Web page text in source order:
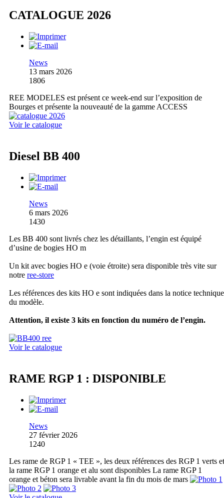
CATALOGUE 2026
News
13 mars 2026
1806
REE MODELES est présent ce week-end sur l’exposition de
Bourges et présente la nouveauté de la gamme ACCESS
Voir le catalogue
Diesel BB 400
News
6 mars 2026
1430
Les BB 400 sont livrés chez les détaillants, l’engin est équipé
d’usine de bogies HO m
Un kit avec bogies HO e (voie étroite) sera disponible très vite sur
notre ree-store
Les références des kits HO e sont indiquées dans la notice technique
du modèle.
Attention, il existe 3 kits en fonction du numéro de l’engin.
Voir le catalogue
RAME RGP 1 : DISPONIBLE
News
27 février 2026
1240
Les rame de RGP 1 « TEE », les deux références des RGP 1 verts et
la rame RGP 1 orange et alu sont disponibles La rame RGP 1
orange et béton sera livrable avant la fin du mois de mars